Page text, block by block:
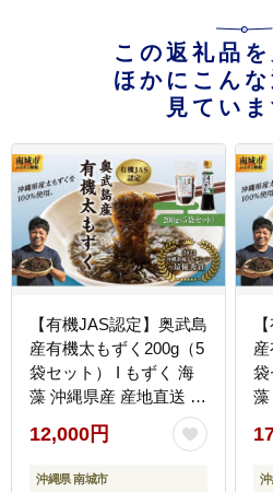
この返礼品
ほかにこん
見ていま
【有機JAS認定】奥武島
産有機太もずく200g（5
袋セット） I もずく 海
藻 沖縄県産 産地直送 ヘ
ルシー 沖縄県 南城市 ふ
るさと納税 農業生産法
人(株)島酒家
12,000円
沖縄県 南城市
袋
藻